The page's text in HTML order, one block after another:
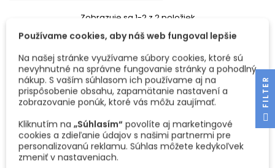
Zobrazuje sa 1-2 z 2 položiek
Používame cookies, aby náš web fungoval lepšie
Na našej stránke využívame súbory cookies, ktoré sú
nevyhnutné na správne fungovanie stránky a pohodlný
nákup. S vaším súhlasom ich používame aj na
prispôsobenie obsahu, zapamätanie nastavení a
zobrazovanie ponúk, ktoré vás môžu zaujímať.
Kliknutím na „Súhlasím“ povolíte aj marketingové
cookies a zdieľanie údajov s našimi partnermi pre
personalizovanú reklamu. Súhlas môžete kedykoľvek
zmeniť v nastaveniach.
R